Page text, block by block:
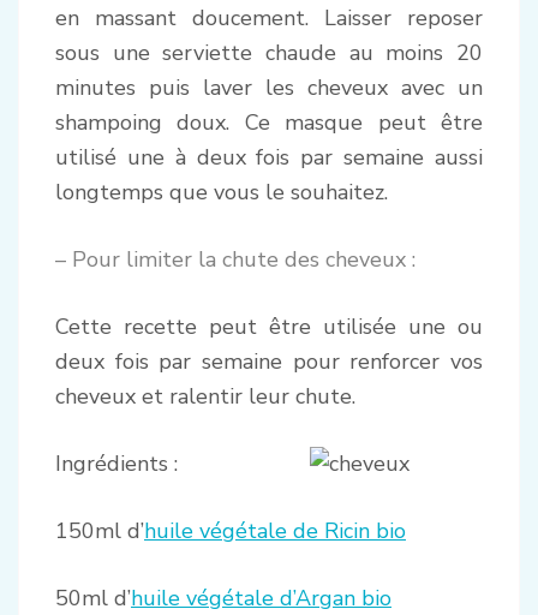
en massant doucement. Laisser reposer
sous une serviette chaude au moins 20
minutes puis laver les cheveux avec un
shampoing doux. Ce masque peut être
utilisé une à deux fois par semaine aussi
longtemps que vous le souhaitez.
– Pour limiter la chute des cheveux :
Cette recette peut être utilisée une ou
deux fois par semaine pour renforcer vos
cheveux et ralentir leur chute.
Ingrédients :
150ml d’huile végétale de Ricin bio
50ml d’huile végétale d’Argan bio